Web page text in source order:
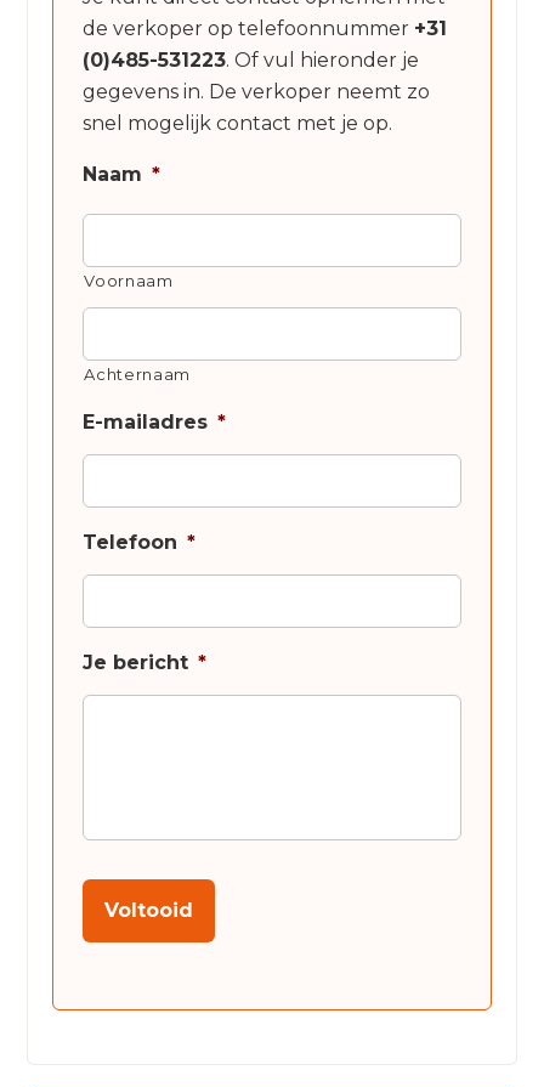
de verkoper op telefoonnummer +31
(0)485-531223. Of vul hieronder je
gegevens in. De verkoper neemt zo
snel mogelijk contact met je op.
Naam *
Voornaam
Achternaam
E-mailadres *
Telefoon *
Je bericht *
Voltooid